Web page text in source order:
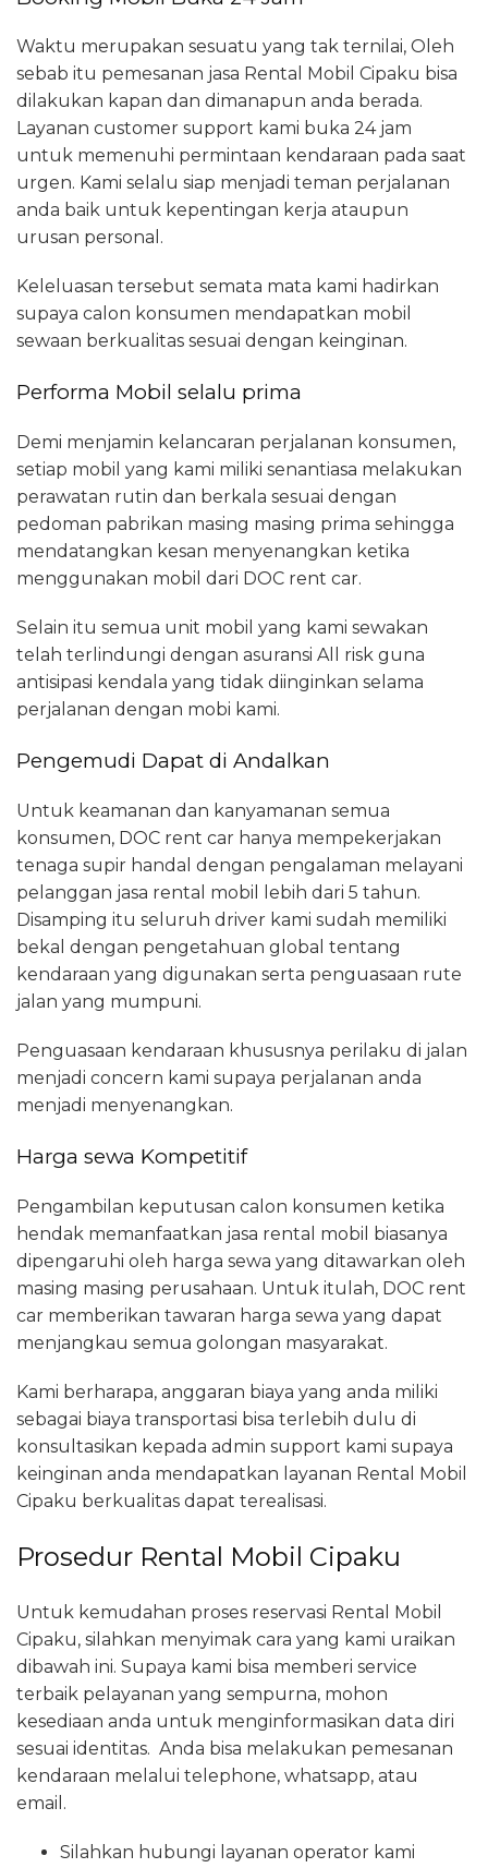
Waktu merupakan sesuatu yang tak ternilai, Oleh
sebab itu pemesanan jasa Rental Mobil Cipaku bisa
dilakukan kapan dan dimanapun anda berada.
Layanan customer support kami buka 24 jam
untuk memenuhi permintaan kendaraan pada saat
urgen. Kami selalu siap menjadi teman perjalanan
anda baik untuk kepentingan kerja ataupun
urusan personal.
Keleluasan tersebut semata mata kami hadirkan
supaya calon konsumen mendapatkan mobil
sewaan berkualitas sesuai dengan keinginan.
Performa Mobil selalu prima
Demi menjamin kelancaran perjalanan konsumen,
setiap mobil yang kami miliki senantiasa melakukan
perawatan rutin dan berkala sesuai dengan
pedoman pabrikan masing masing prima sehingga
mendatangkan kesan menyenangkan ketika
menggunakan mobil dari DOC rent car.
Selain itu semua unit mobil yang kami sewakan
telah terlindungi dengan asuransi All risk guna
antisipasi kendala yang tidak diinginkan selama
perjalanan dengan mobi kami.
Pengemudi Dapat di Andalkan
Untuk keamanan dan kanyamanan semua
konsumen, DOC rent car hanya mempekerjakan
tenaga supir handal dengan pengalaman melayani
pelanggan jasa rental mobil lebih dari 5 tahun.
Disamping itu seluruh driver kami sudah memiliki
bekal dengan pengetahuan global tentang
kendaraan yang digunakan serta penguasaan rute
jalan yang mumpuni.
Penguasaan kendaraan khususnya perilaku di jalan
menjadi concern kami supaya perjalanan anda
menjadi menyenangkan.
Harga sewa Kompetitif
Pengambilan keputusan calon konsumen ketika
hendak memanfaatkan jasa rental mobil biasanya
dipengaruhi oleh harga sewa yang ditawarkan oleh
masing masing perusahaan. Untuk itulah, DOC rent
car memberikan tawaran harga sewa yang dapat
menjangkau semua golongan masyarakat.
Kami berharapa, anggaran biaya yang anda miliki
sebagai biaya transportasi bisa terlebih dulu di
konsultasikan kepada admin support kami supaya
keinginan anda mendapatkan layanan Rental Mobil
Cipaku berkualitas dapat terealisasi.
Prosedur Rental Mobil Cipaku
Untuk kemudahan proses reservasi Rental Mobil
Cipaku, silahkan menyimak cara yang kami uraikan
dibawah ini. Supaya kami bisa memberi service
terbaik pelayanan yang sempurna, mohon
kesediaan anda untuk menginformasikan data diri
sesuai identitas. Anda bisa melakukan pemesanan
kendaraan melalui telephone, whatsapp, atau
email.
Silahkan hubungi layanan operator kami